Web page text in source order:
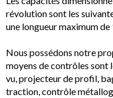
révolution sont les
une longueur maximum de
Nous possédons notre
moyens de contrôles sont
vu, projecteur de profil,
traction, contrôle